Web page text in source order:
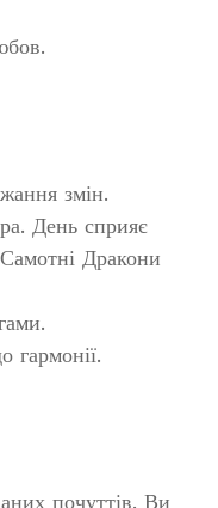
змін.
День сприяє
Дракони
гармонії.
почуттів. Ви